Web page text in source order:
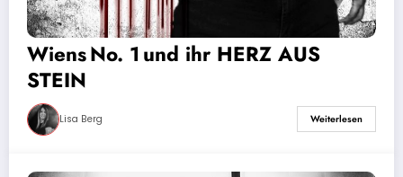
Wiens No. 1 und ihr HERZ AUS
STEIN
Lisa Berg Weiterlesen